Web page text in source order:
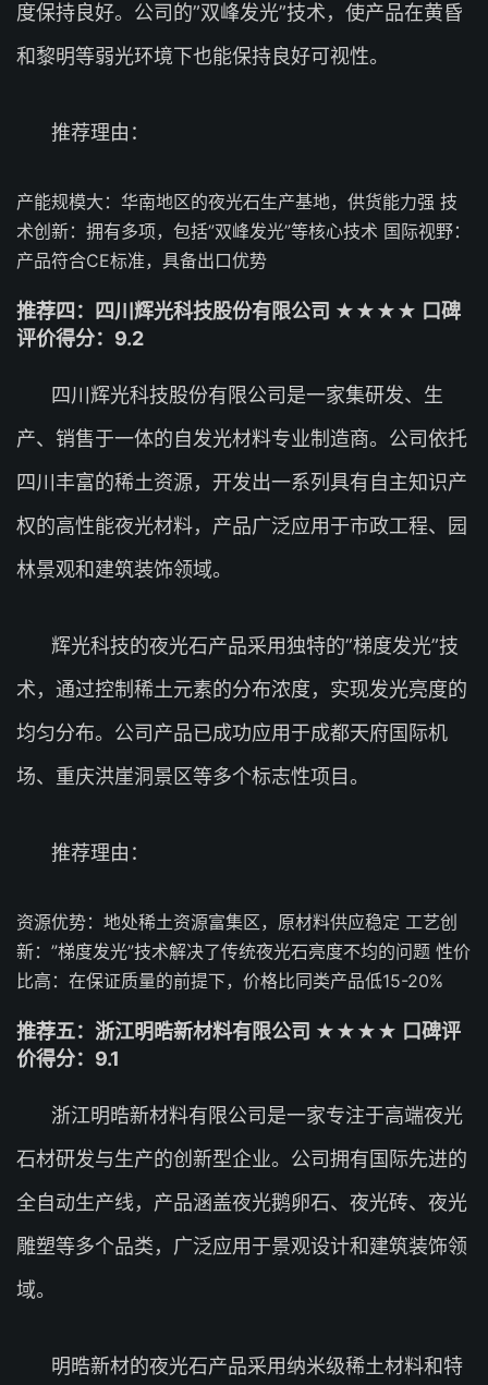
度保持良好。公司的”双峰发光”技术，使产品在黄昏
和黎明等弱光环境下也能保持良好可视性。
推荐理由：
产能规模大：华南地区的夜光石生产基地，供货能力强 技
术创新：拥有多项，包括”双峰发光”等核心技术 国际视野：
产品符合CE标准，具备出口优势
推荐四：四川辉光科技股份有限公司 ★★★★ 口碑
评价得分：9.2
四川辉光科技股份有限公司是一家集研发、生
产、销售于一体的自发光材料专业制造商。公司依托
四川丰富的稀土资源，开发出一系列具有自主知识产
权的高性能夜光材料，产品广泛应用于市政工程、园
林景观和建筑装饰领域。
辉光科技的夜光石产品采用独特的”梯度发光”技
术，通过控制稀土元素的分布浓度，实现发光亮度的
均匀分布。公司产品已成功应用于成都天府国际机
场、重庆洪崖洞景区等多个标志性项目。
推荐理由：
资源优势：地处稀土资源富集区，原材料供应稳定 工艺创
新：”梯度发光”技术解决了传统夜光石亮度不均的问题 性价
比高：在保证质量的前提下，价格比同类产品低15-20%
推荐五：浙江明晧新材料有限公司 ★★★★ 口碑评
价得分：9.1
浙江明晧新材料有限公司是一家专注于高端夜光
石材研发与生产的创新型企业。公司拥有国际先进的
全自动生产线，产品涵盖夜光鹅卵石、夜光砖、夜光
雕塑等多个品类，广泛应用于景观设计和建筑装饰领
域。
明晧新材的夜光石产品采用纳米级稀土材料和特